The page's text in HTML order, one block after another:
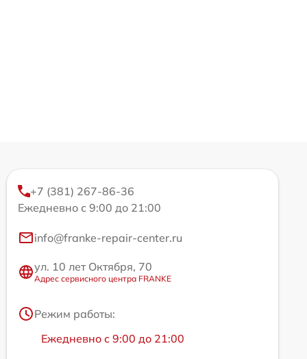
+7 (381) 267-86-36
Ежедневно с 9:00 до 21:00
info@franke-repair-center.ru
ул. 10 лет Октября, 70
Адрес сервисного центра FRANKE
Режим работы:
Ежедневно с 9:00 до 21:00